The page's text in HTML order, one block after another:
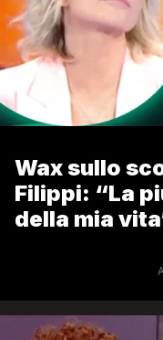
Wax sullo
Filippi: “La
della mia